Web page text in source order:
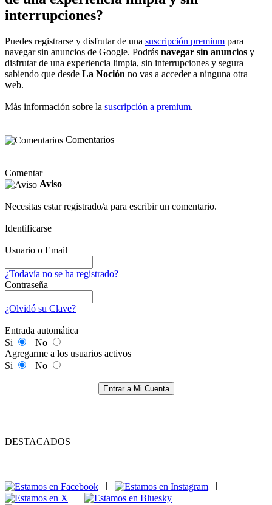
interrupciones?
Puedes registrarse y disfrutar de una suscripción premium para
navegar sin anuncios de Google. Podrás navegar sin anuncios y
disfrutar de una experiencia limpia, sin interrupciones y segura
sabiendo que desde La Noción no vas a acceder a ninguna otra
web.
Más información sobre la suscripción a premium.
Comentarios
Comentar
Aviso
Necesitas estar registrado/a para escribir un comentario.
Identificarse
Usuario o Email
¿Todavía no se ha registrado?
Contraseña
¿Olvidó su Clave?
Entrada automática
Si
No
Agregarme a los usuarios activos
Si
No
Entrar a Mi Cuenta
DESTACADOS
|
|
|
|